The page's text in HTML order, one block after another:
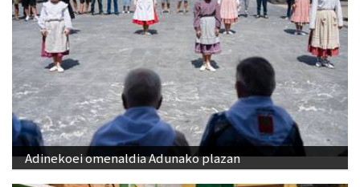
Adinekoei omenaldia Adunako plazan